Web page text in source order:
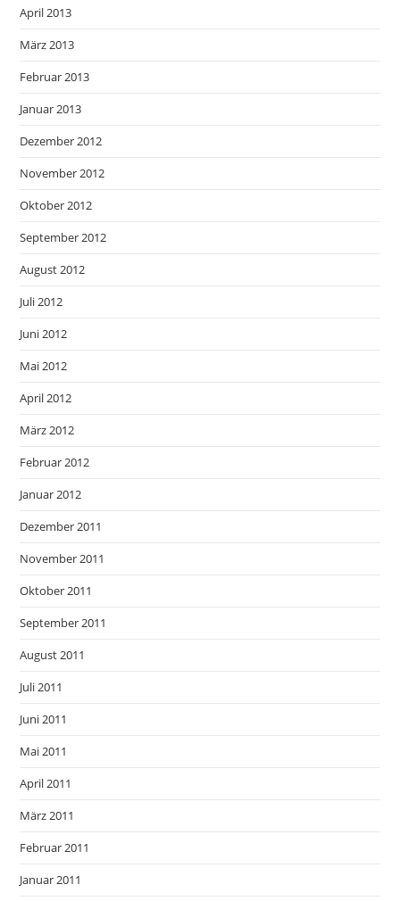
April 2013
März 2013
Februar 2013
Januar 2013
Dezember 2012
November 2012
Oktober 2012
September 2012
August 2012
Juli 2012
Juni 2012
Mai 2012
April 2012
März 2012
Februar 2012
Januar 2012
Dezember 2011
November 2011
Oktober 2011
September 2011
August 2011
Juli 2011
Juni 2011
Mai 2011
April 2011
März 2011
Februar 2011
Januar 2011